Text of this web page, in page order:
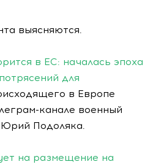
выясняются.
в ЕС: началась эпоха
для
в Европе
канале военный
Подоляка.
на размещение на